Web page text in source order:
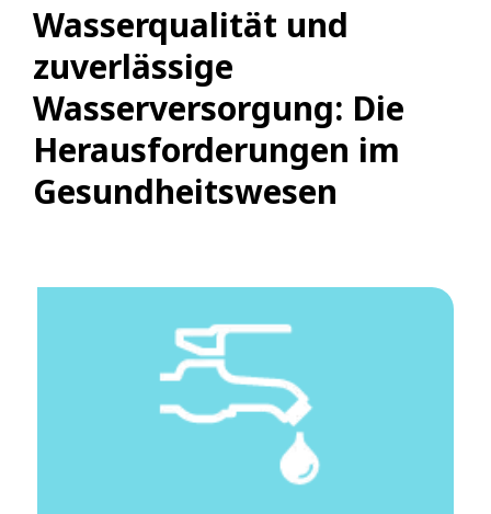
Wasserqualität und
zuverlässige
Wasserversorgung: Die
Herausforderungen im
Gesundheitswesen